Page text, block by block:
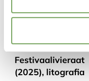
Liisa:
Festivaalivieraat
(2025), litografia